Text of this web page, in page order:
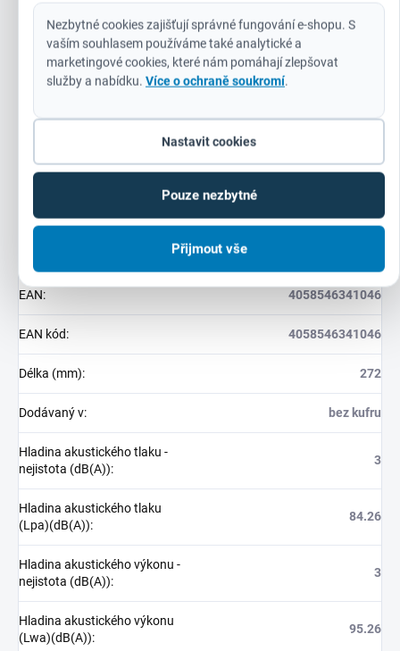
Nezbytné cookies zajišťují správné fungování e-shopu. S
vaším souhlasem používáme také analytické a
marketingové cookies, které nám pomáhají zlepšovat
služby a nabídku. Více o ochraně soukromí.
Nastavit cookies
Pouze nezbytné
Přijmout vše
M12™ MILWAUKEE®
Kategorie: M12
Záruka: Prodloužená na 3 roky
EAN: 4058546341046
EAN kód: 4058546341046
Délka (mm): 272
Dodávaný v: bez kufru
Hladina akustického tlaku -
nejistota (dB(A)):
3
Hladina akustického tlaku
(Lpa)(dB(A)):
84.26
Hladina akustického výkonu -
nejistota (dB(A)):
3
Hladina akustického výkonu
(Lwa)(dB(A)):
95.26